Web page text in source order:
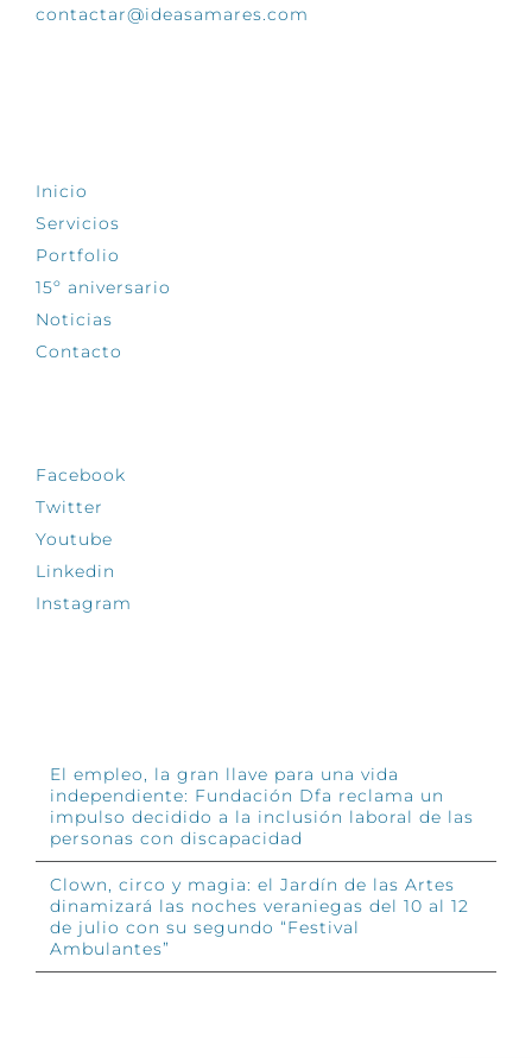
contactar@ideasamares.com
Inicio
Servicios
Portfolio
15º aniversario
Noticias
Contacto
Facebook
Twitter
Youtube
Linkedin
Instagram
El empleo, la gran llave para una vida
independiente: Fundación Dfa reclama un
impulso decidido a la inclusión laboral de las
personas con discapacidad
Clown, circo y magia: el Jardín de las Artes
dinamizará las noches veraniegas del 10 al 12
de julio con su segundo “Festival
Ambulantes”